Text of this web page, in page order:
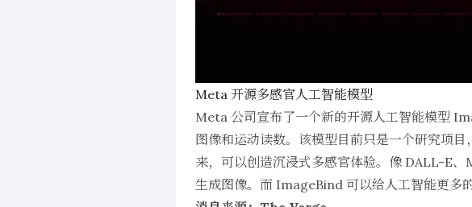
Meta 开源多感官人工智能模型
Meta 公司宣布了一个新的开源人工智能模型
图像和运动读数。该模型目前只是一个研究项
来，可以创造沉浸式多感官体验。像 DALL-E
生成图像。而 ImageBind 可以给人工智能更多